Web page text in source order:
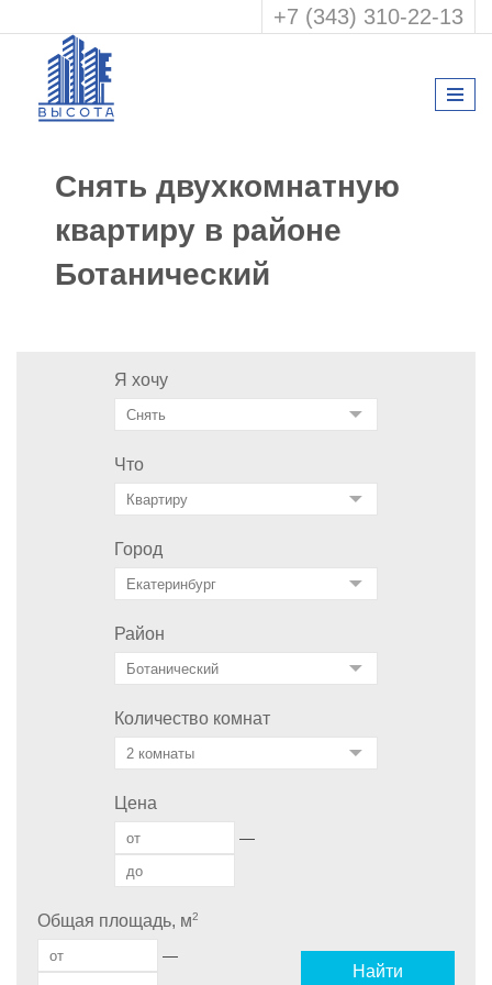
+7 (343) 310-22-13
Снять двухкомнатную
квартиру в районе
Ботанический
Я хочу
Что
Город
Район
Количество комнат
Цена
—
Общая площадь, м2
—
Найти